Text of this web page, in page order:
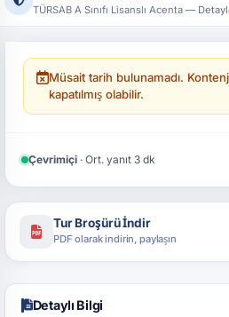
TÜRSAB A Sınıfı Lisanslı Acenta —
Lisans No:17444 — T.C. Kültür ve Turizm
Resmi sistemler üzerinden acenta bilgilerimizi
Detaylı Bilgi
Müsait tarih bulunamadı.
kapatılmış olabilir.
Çevrimiçi · Ort. yanıt 3 dk
Tur Broşürü İndir
PDF olarak indirin, paylaşın